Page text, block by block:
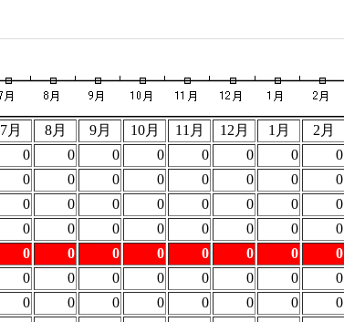
7月 8月 9月 10月 11月 12月 1月 2月
0 0 0 0 0 0 0 0
0 0 0 0 0 0 0 0
0 0 0 0 0 0 0 0
0 0 0 0 0 0 0 0
0 0 0 0 0 0 0 0
0 0 0 0 0 0 0 0
0 0 0 0 0 0 0 0